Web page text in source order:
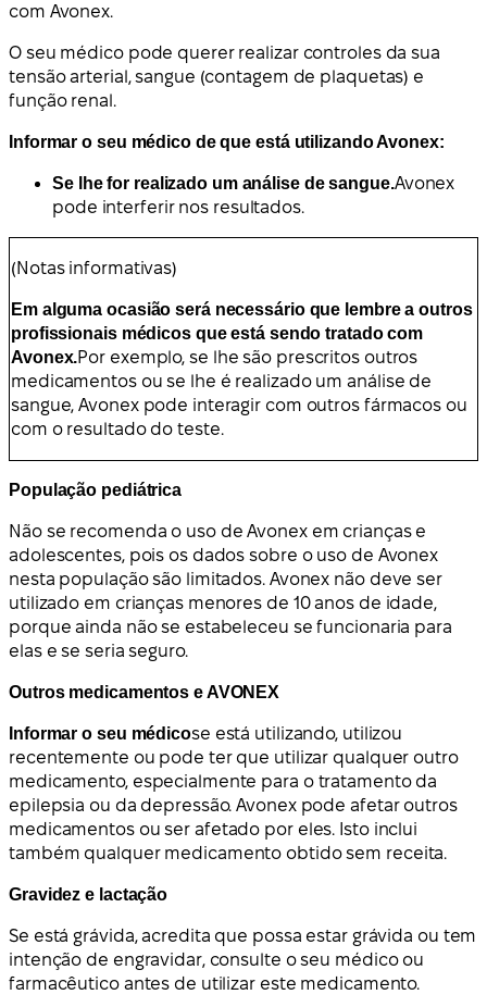
com Avonex.
O seu médico pode querer realizar controles da sua
tensão arterial, sangue (contagem de plaquetas) e
função renal.
Informar o seu médico de que está utilizando Avonex:
Se lhe for realizado um análise de sangue.Avonex
pode interferir nos resultados.
(Notas informativas)
Em alguma ocasião será necessário que lembre a outros
profissionais médicos que está sendo tratado com
Avonex.Por exemplo, se lhe são prescritos outros
medicamentos ou se lhe é realizado um análise de
sangue, Avonex pode interagir com outros fármacos ou
com o resultado do teste.
População pediátrica
Não se recomenda o uso de Avonex em crianças e
adolescentes, pois os dados sobre o uso de Avonex
nesta população são limitados. Avonex não deve ser
utilizado em crianças menores de 10 anos de idade,
porque ainda não se estabeleceu se funcionaria para
elas e se seria seguro.
Outros medicamentos e AVONEX
Informar o seu médicose está utilizando, utilizou
recentemente ou pode ter que utilizar qualquer outro
medicamento, especialmente para o tratamento da
epilepsia ou da depressão. Avonex pode afetar outros
medicamentos ou ser afetado por eles. Isto inclui
também qualquer medicamento obtido sem receita.
Gravidez e lactação
Se está grávida, acredita que possa estar grávida ou tem
intenção de engravidar, consulte o seu médico ou
farmacêutico antes de utilizar este medicamento.